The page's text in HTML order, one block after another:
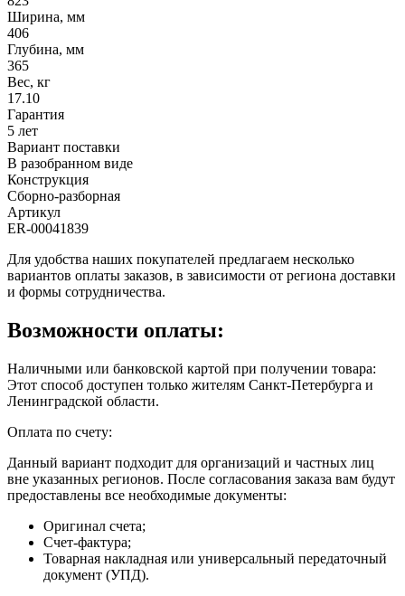
Ширина, мм
406
Глубина, мм
365
Вес, кг
17.10
Гарантия
5 лет
Вариант поставки
В разобранном виде
Конструкция
Сборно-разборная
Артикул
ER-00041839
Для удобства наших покупателей предлагаем несколько
вариантов оплаты заказов, в зависимости от региона доставки
и формы сотрудничества.
Возможности оплаты:
Наличными или банковской картой при получении товара:
Этот способ доступен только жителям Санкт-Петербурга и
Ленинградской области.
Оплата по счету:
Данный вариант подходит для организаций и частных лиц
вне указанных регионов. После согласования заказа вам будут
предоставлены все необходимые документы:
Оригинал счета;
Счет-фактура;
Товарная накладная или универсальный передаточный
документ (УПД).